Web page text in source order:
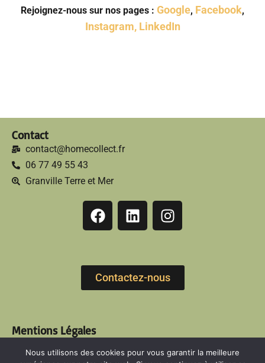
Rejoignez-nous sur nos pages : Google, Facebook,
Instagram, LinkedIn
Contact
contact@homecollect.fr
06 77 49 55 43
Granville Terre et Mer
Contactez-nous
Mentions Légales
Nous utilisons des cookies pour vous garantir la meilleure